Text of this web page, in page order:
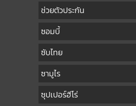
ช่วยตัวประกัน
ซอมบี้
ซับไทย
ซามูไร
ซุปเปอร์ฮีโร่